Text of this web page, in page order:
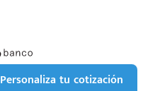
Personaliza tu cotización